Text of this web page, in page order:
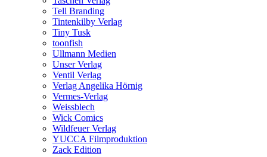
Tell Branding
Tintenkilby Verlag
Tiny Tusk
toonfish
Ullmann Medien
Unser Verlag
Ventil Verlag
Verlag Angelika Hörnig
Vermes-Verlag
Weissblech
Wick Comics
Wildfeuer Verlag
YUCCA Filmproduktion
Zack Edition